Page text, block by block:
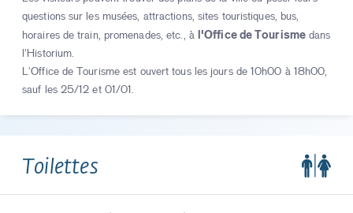
questions sur les musées, attractions, sites touristiques, bus,
horaires de train, promenades, etc., à l'Office de Tourismedans
l'Historium.
L'Office de Tourisme est ouvert tous les jours de 10h00 à 18h00,
sauf les 25/12 et 01/01.
Toilettes